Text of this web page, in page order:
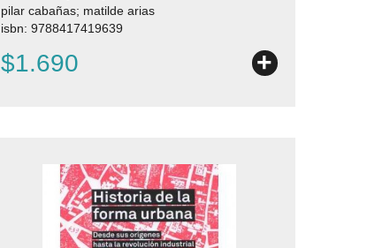
pilar cabañas; matilde arias
isbn: 9788417419639
$1.690 +